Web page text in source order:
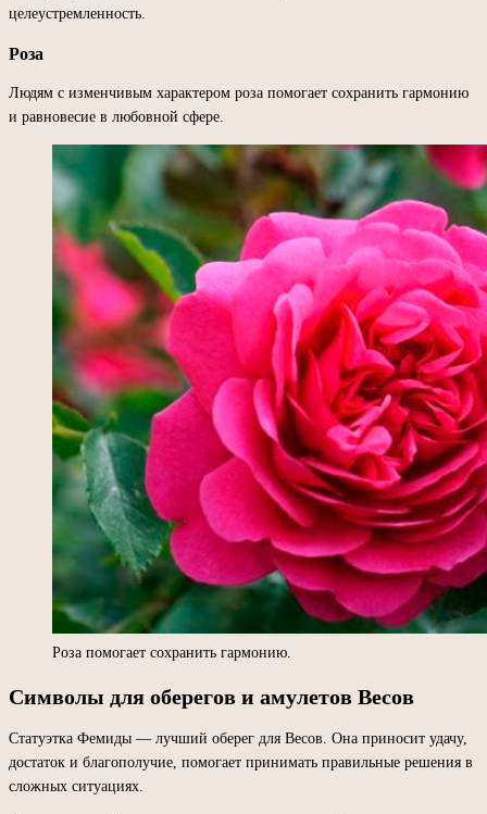
целеустремленность.
Роза
Людям с изменчивым характером роза помогает сохранить гармонию
и равновесие в любовной сфере.
Роза помогает сохранить гармонию.
Символы для оберегов и амулетов Весов
Статуэтка Фемиды — лучший оберег для Весов. Она приносит удачу,
достаток и благополучие, помогает принимать правильные решения в
сложных ситуациях.